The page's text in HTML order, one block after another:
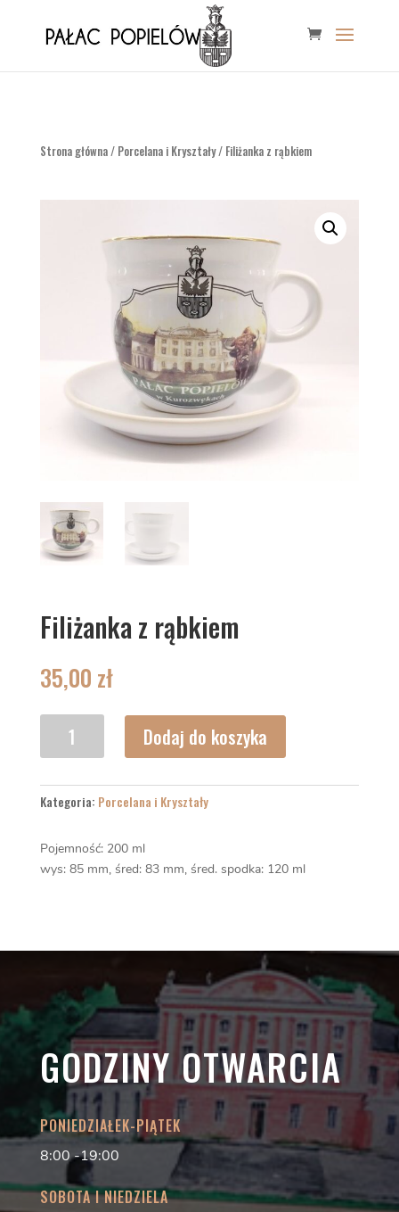
Strona główna/ Porcelana i Kryształy/ Filiżanka z rąbkiem
Filiżanka z rąbkiem
35,00 zł
Filiżanka
rąbkiem
Dodaj do koszyka
Kategoria: Porcelana i Kryształy
Pojemność: 200 ml
wys: 85 mm, śred: 83 mm, śred. spodka: 120 ml
GODZINY OTWARCIA
PONIEDZIAŁEK-PIĄTEK
8:00 -19:00
SOBOTA I NIEDZIELA